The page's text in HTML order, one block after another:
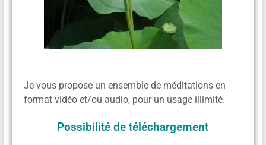
Je vous propose un ensemble de méditations en
format vidéo et/ou audio, pour un usage illimité.
Possibilité de téléchargement